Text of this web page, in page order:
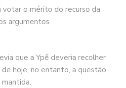
votar o mérito do recurso da
argumentos.
que a Ypê deveria recolher
hoje, no entanto, a questão